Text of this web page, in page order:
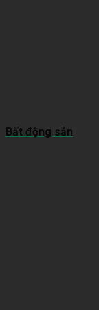
Bất động sản